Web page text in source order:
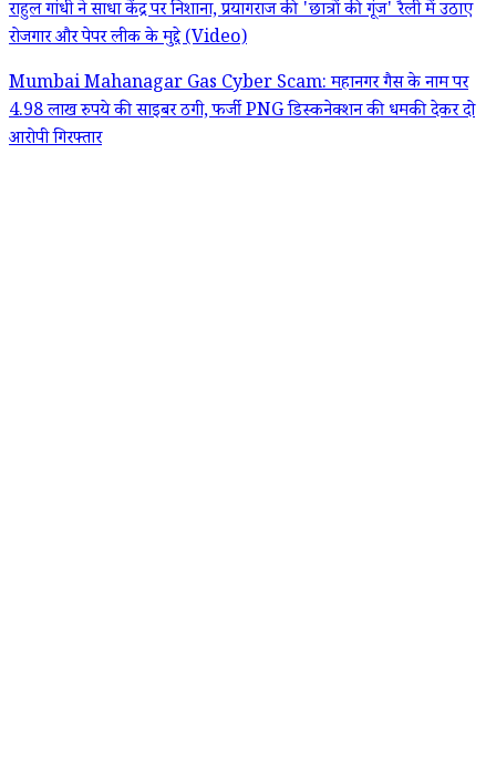
राहुल गांधी ने साधा केंद्र पर निशाना, प्रयागराज की 'छात्रों की गूंज' रैली में उठाए
रोजगार और पेपर लीक के मुद्दे (Video)
Mumbai Mahanagar Gas Cyber Scam: महानगर गैस के नाम पर
4.98 लाख रुपये की साइबर ठगी, फर्जी PNG डिस्कनेक्शन की धमकी देकर दो
आरोपी गिरफ्तार